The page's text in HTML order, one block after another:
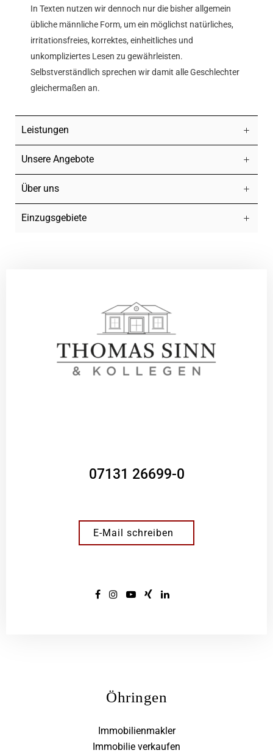
In Texten nutzen wir dennoch nur die bisher allgemein
übliche männliche Form, um ein möglichst natürliches,
irritationsfreies, korrektes, einheitliches und
unkompliziertes Lesen zu gewährleisten.
Selbstverständlich sprechen wir damit alle Geschlechter
gleichermaßen an.
Leistungen
Unsere Angebote
Über uns
Einzugsgebiete
07131 26699-0
E-Mail schreiben
Öhringen
Immobilienmakler
Immobilie verkaufen